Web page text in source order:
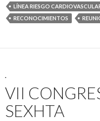
LÍNEA RIESGO
RECONOCIMIENTOS
.
VII
SEXHTA